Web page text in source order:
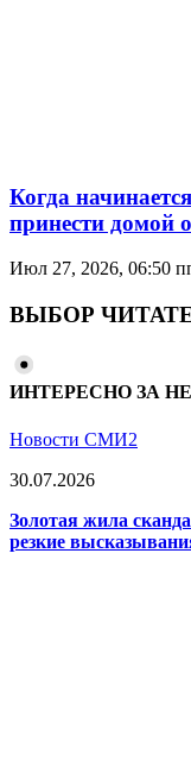
Когда
принести домой
Июл 27, 2026, 06:50
ВЫБОР
ИНТЕРЕСНО ЗА
Новости СМИ2
30.07.2026
Золотая жила
резкие